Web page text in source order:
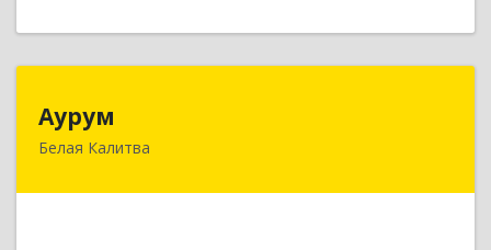
Аурум
Белая Калитва
347044, Ростовская обл, Белокалитвинский р-н,